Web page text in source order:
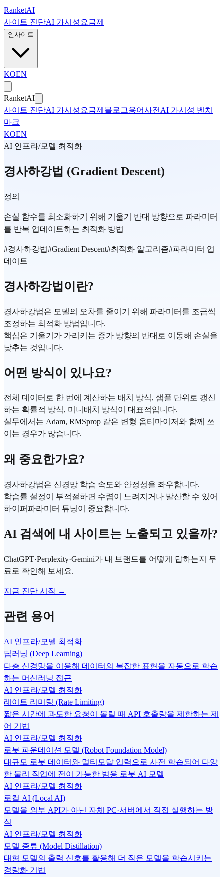
본문으로 건너뛰기
RanketAI
사이트 진단AI 가시성 요금제
인사이트
KOEN
RanketAI
사이트 진단AI 가시성 요금제 블로그용어사전 AI 가시성 벤치
마크
KOEN
AI 인프라/모델 최적화
경사하강법 (Gradient Descent)
정의
손실 함수를 최소화하기 위해 기울기 반대 방향으로 파라미터
를 반복 업데이트하는 최적화 방법
#경사하강법#Gradient Descent#최적화 알고리즘#파라미터 업
데이트
경사하강법이란?
경사하강법은 모델의 오차를 줄이기 위해 파라미터를 조금씩
조정하는 최적화 방법입니다.
핵심은 기울기가 가리키는 증가 방향의 반대로 이동해 손실을
낮추는 것입니다.
어떤 방식이 있나요?
전체 데이터로 한 번에 계산하는 배치 방식, 샘플 단위로 갱신
하는 확률적 방식, 미니배치 방식이 대표적입니다.
실무에서는 Adam, RMSprop 같은 변형 옵티마이저와 함께 쓰
이는 경우가 많습니다.
왜 중요한가요?
경사하강법은 신경망 학습 속도와 안정성을 좌우합니다.
학습률 설정이 부적절하면 수렴이 느려지거나 발산할 수 있어
하이퍼파라미터 튜닝이 중요합니다.
AI 검색에 내 사이트는 노출되고 있을까?
ChatGPT·Perplexity·Gemini가 내 브랜드를 어떻게 답하는지 무
료로 확인해 보세요.
지금 진단 시작 →
관련 용어
AI 인프라/모델 최적화
딥러닝 (Deep Learning)
다층 신경망을 이용해 데이터의 복잡한 표현을 자동으로 학습
하는 머신러닝 접근
AI 인프라/모델 최적화
레이트 리미팅 (Rate Limiting)
짧은 시간에 과도한 요청이 몰릴 때 API 호출량을 제한하는 제
어 기법
AI 인프라/모델 최적화
로봇 파운데이션 모델 (Robot Foundation Model)
대규모 로봇 데이터와 멀티모달 입력으로 사전 학습되어 다양
한 물리 작업에 전이 가능한 범용 로봇 AI 모델
AI 인프라/모델 최적화
로컬 AI (Local AI)
모델을 외부 API가 아닌 자체 PC·서버에서 직접 실행하는 방
식
AI 인프라/모델 최적화
모델 증류 (Model Distillation)
대형 모델의 출력 신호를 활용해 더 작은 모델을 학습시키는
경량화 기법